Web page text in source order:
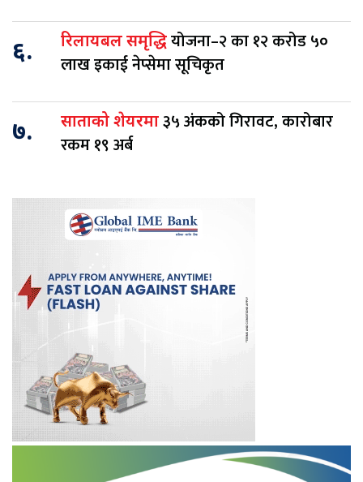
६. रिलायबल समृद्धियोजना–२ का १२ करोड ५०
लाख इकाई नेप्सेमा सूचिकृत
७. साताको शेयरमा३५ अंकको गिरावट, कारोबार
रकम १९ अर्ब